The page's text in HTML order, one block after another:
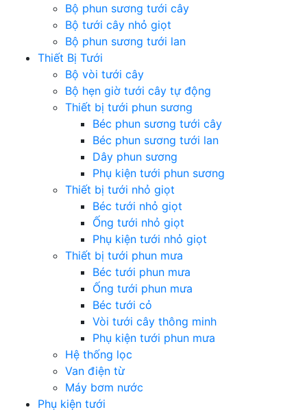
Bộ phun sương tưới cây
Bộ tưới cây nhỏ giọt
Bộ phun sương tưới lan
Thiết Bị Tưới
Bộ vòi tưới cây
Bộ hẹn giờ tưới cây tự động
Thiết bị tưới phun sương
Béc phun sương tưới cây
Béc phun sương tưới lan
Dây phun sương
Phụ kiện tưới phun sương
Thiết bị tưới nhỏ giọt
Béc tưới nhỏ giọt
Ống tưới nhỏ giọt
Phụ kiện tưới nhỏ giọt
Thiết bị tưới phun mưa
Béc tưới phun mưa
Ống tưới phun mưa
Béc tưới cỏ
Vòi tưới cây thông minh
Phụ kiện tưới phun mưa
Hệ thống lọc
Van điện từ
Máy bơm nước
Phụ kiện tưới